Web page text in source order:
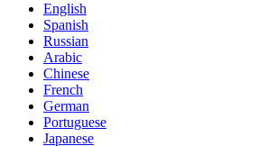
English
Spanish
Russian
Arabic
Chinese
French
German
Portuguese
Japanese